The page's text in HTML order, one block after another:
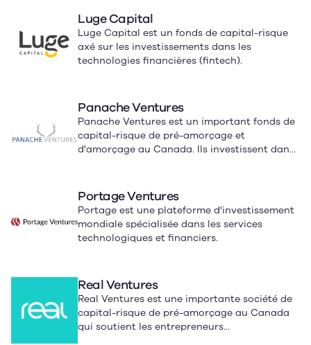
Luge Capital
Luge Capital est un fonds de capital-risque
axé sur les investissements dans les
technologies financières (fintech).
Panache Ventures
Panache Ventures est un important fonds de
capital-risque de pré-amorçage et
d'amorçage au Canada. Ils investissent dans
de dollars.
Portage Ventures
Portage est une plateforme d'investissement
mondiale spécialisée dans les services
technologiques et financiers.
Real Ventures
Real Ventures est une importante société de
capital-risque de pré-amorçage au Canada
qui soutient les entrepreneurs